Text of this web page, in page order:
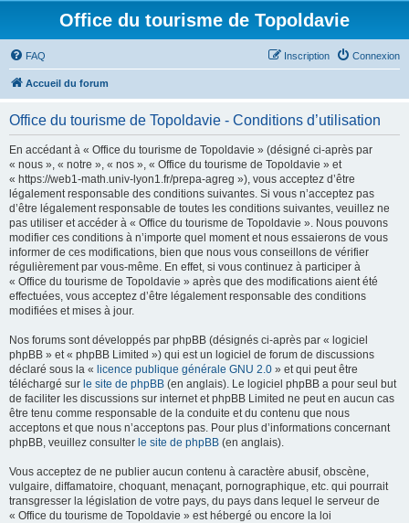
Office du tourisme de Topoldavie
FAQ Connexion
Inscription
Accueil du forum
Office du tourisme de Topoldavie - Conditions d’utilisation
En accédant à « Office du tourisme de Topoldavie » (désigné ci-après par
« nous », « notre », « nos », « Office du tourisme de Topoldavie » et
« https://web1-math.univ-lyon1.fr/prepa-agreg »), vous acceptez d’être
légalement responsable des conditions suivantes. Si vous n’acceptez pas
d’être légalement responsable de toutes les conditions suivantes, veuillez ne
pas utiliser et accéder à « Office du tourisme de Topoldavie ». Nous pouvons
modifier ces conditions à n’importe quel moment et nous essaierons de vous
informer de ces modifications, bien que nous vous conseillons de vérifier
régulièrement par vous-même. En effet, si vous continuez à participer à
« Office du tourisme de Topoldavie » après que des modifications aient été
effectuées, vous acceptez d’être légalement responsable des conditions
modifiées et mises à jour.
Nos forums sont développés par phpBB (désignés ci-après par « logiciel
phpBB » et « phpBB Limited ») qui est un logiciel de forum de discussions
déclaré sous la « licence publique générale GNU 2.0 » et qui peut être
téléchargé sur le site de phpBB (en anglais). Le logiciel phpBB a pour seul but
de faciliter les discussions sur internet et phpBB Limited ne peut en aucun cas
être tenu comme responsable de la conduite et du contenu que nous
acceptons et que nous n’acceptons pas. Pour plus d’informations concernant
phpBB, veuillez consulter le site de phpBB (en anglais).
Vous acceptez de ne publier aucun contenu à caractère abusif, obscène,
vulgaire, diffamatoire, choquant, menaçant, pornographique, etc. qui pourrait
transgresser la législation de votre pays, du pays dans lequel le serveur de
« Office du tourisme de Topoldavie » est hébergé ou encore la loi